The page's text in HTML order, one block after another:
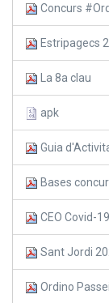
Concurs
Estripagecs
La 8a clau
apk
Guia
Bases
CEO Covid-19
Sant Jordi
Ordino